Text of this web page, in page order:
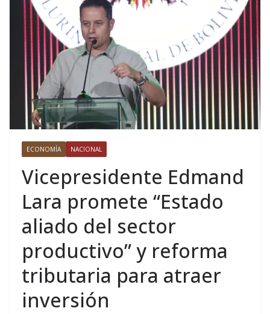
ECONOMÍA NACIONAL
Vicepresidente Edmand
Lara promete “Estado
aliado del sector
productivo” y reforma
tributaria para atraer
inversión